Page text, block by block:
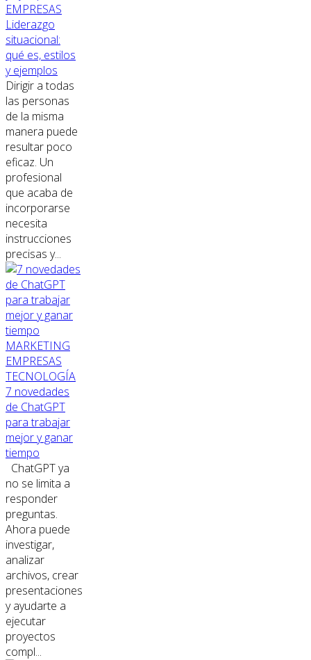
EMPRESAS
Liderazgo
situacional:
qué es, estilos
y ejemplos
Dirigir a todas
las personas
de la misma
manera puede
resultar poco
eficaz. Un
profesional
que acaba de
incorporarse
necesita
instrucciones
precisas y...
MARKETING
EMPRESAS
TECNOLOGÍA
7 novedades
de ChatGPT
para trabajar
mejor y ganar
tiempo
ChatGPT ya
no se limita a
responder
preguntas.
Ahora puede
investigar,
analizar
archivos, crear
presentaciones
y ayudarte a
ejecutar
proyectos
compl...